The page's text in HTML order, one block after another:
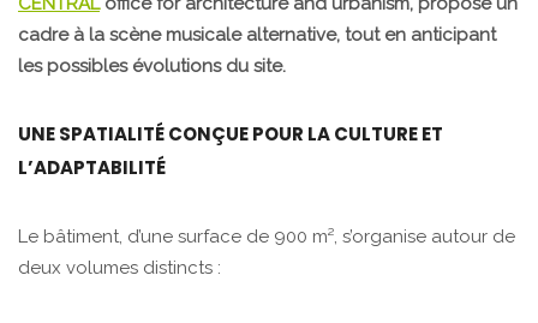
cadre à la scène musicale alternative, tout en anticipant
les possibles évolutions du site.
UNE SPATIALITÉ CONÇUE POUR LA CULTURE ET
L’ADAPTABILITÉ
Le bâtiment, d’une surface de 900 m², s’organise autour de
deux volumes distincts :